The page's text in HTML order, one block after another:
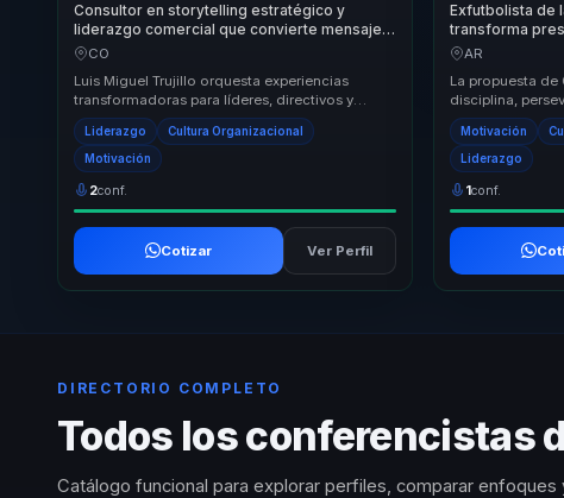
Consultor en storytelling estratégico y
liderazgo comercial que convierte mensajes
complejos en recordación, influencia y
CO
Luis Miguel Trujillo orquesta experiencias
transformadoras para líderes, directivos y
responsables de equipos, ayudándoles a dejar
atrás ...
Liderazgo Cultura Organizacional
Motivación
2conf.
Cotizar Ver Perfil
Exfutbolista de
transforma
liderazgo y
AR
La propuesta
disciplina,
competitiva en
negocio. P...
Motivación
Liderazgo
1conf.
DIRECTORIO COMPLETO
Todos los conferencistas
Catálogo funcional para explorar perfiles, comparar enfoques